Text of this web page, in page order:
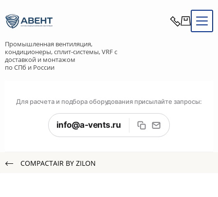
Промышленная вентиляция,
кондиционеры, сплит-системы, VRF с
доставкой и монтажом
по СПб и России
Для расчета и подбора оборудования присылайте запросы:
info@a-vents.ru
COMPACTAIR BY ZILON